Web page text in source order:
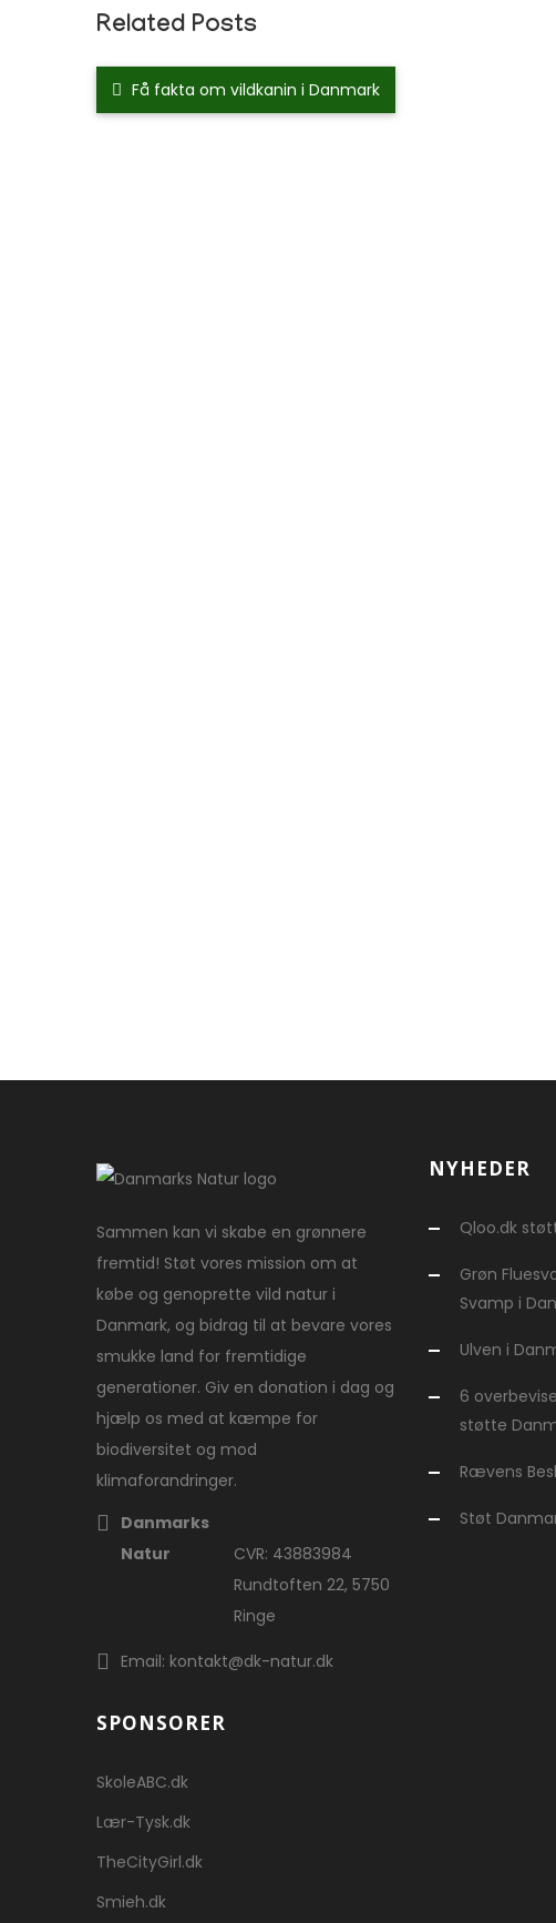
Related Posts
Få fakta om vildkanin i Danmark
Sammen kan vi skabe en grønnere
fremtid! Støt vores mission om at
købe og genoprette vild natur i
Danmark, og bidrag til at bevare vores
smukke land for fremtidige
generationer. Giv en donation i dag og
hjælp os med at kæmpe for
biodiversitet og mod
klimaforandringer.
Danmarks
Natur
CVR: 43883984
Rundtoften 22, 5750
Ringe
Email: kontakt@dk-natur.dk
SPONSORER
SkoleABC.dk
Lær-Tysk.dk
TheCityGirl.dk
Smieh.dk
NYHEDER
Qloo.dk
Grøn
Svamp i
Ulven i
6
støtte
Rævens
Støt